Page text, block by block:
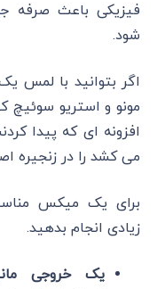
فیزیکی باعث صرفه
‌شود.
اگر بتوانید با لمس
مونو و استریو سوئیچ
می ‌کشد را در زنجیره
برای یک میکس
زیادی انجام بدهید.
یک خروجی